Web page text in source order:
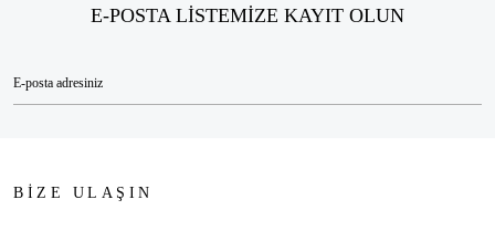
E-POSTA LİSTEMİZE KAYIT OLUN
BİZE ULAŞIN